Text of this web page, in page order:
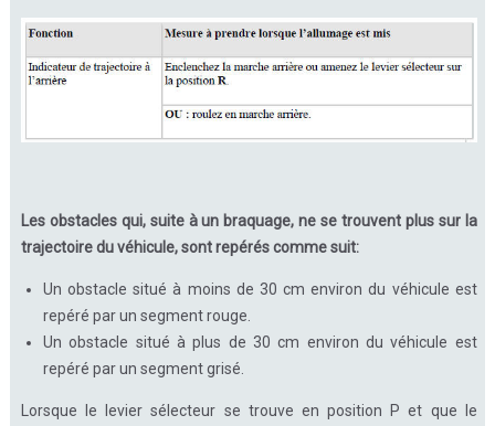
Les obstacles qui, suite à un braquage, ne se trouvent plus sur la
trajectoire du véhicule, sont repérés comme suit:
Un obstacle situé à moins de 30 cm environ du véhicule est
repéré par un segment rouge.
Un obstacle situé à plus de 30 cm environ du véhicule est
repéré par un segment grisé.
Lorsque le levier sélecteur se trouve en position P et que le